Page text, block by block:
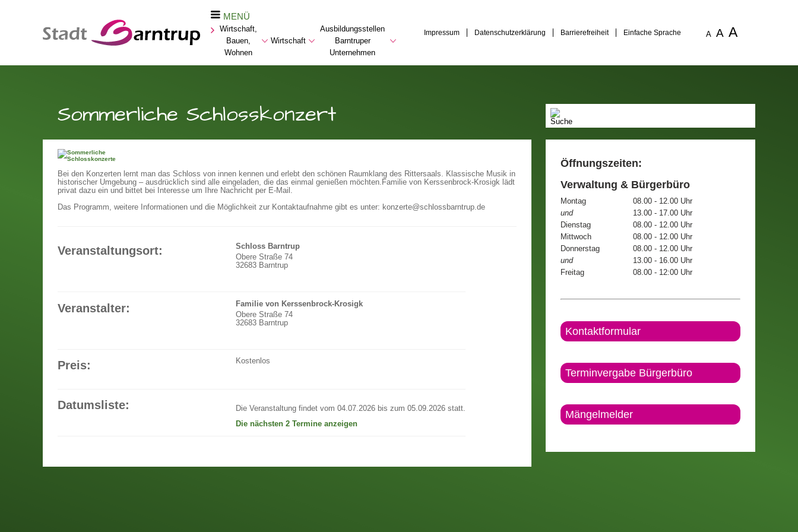
MENÜ
Wirtschaft,
Bauen,
Wohnen
Wirtschaft
Ausbildungsstellen
Barntruper
Unternehmen
Impressum Datenschutzerklärung Barrierefreiheit Einfache Sprache A A A
Sommerliche Schlosskonzert
Bei den Konzerten lernt man das Schloss von innen kennen und erlebt den schönen Raumklang des Rittersaals. Klassische Musik in
historischer Umgebung – ausdrücklich sind alle eingeladen, die das einmal genießen möchten. Familie von Kerssenbrock-Krosigk lädt
privat dazu ein und bittet bei Interesse um Ihre Nachricht per E-Mail.
Das Programm, weitere Informationen und die Möglichkeit zur Kontaktaufnahme gibt es unter: konzerte@schlossbarntrup.de
Veranstaltungsort:
Schloss Barntrup
Obere Straße 74
32683 Barntrup
Veranstalter:
Familie von Kerssenbrock-Krosigk
Obere Straße 74
32683 Barntrup
Preis: Kostenlos
Datumsliste:
Die Veranstaltung findet vom 04.07.2026 bis zum 05.09.2026 statt.
Die nächsten 2 Termine anzeigen
Öffnungszeiten:
Verwaltung & Bürgerbüro
Montag
08.00 - 12.00 Uhr
und
13.00 - 17.00 Uhr
Dienstag
08.00 - 12.00 Uhr
Mittwoch
08.00 - 12.00 Uhr
Donnerstag
08.00 - 12.00 Uhr
und
13.00 - 16.00 Uhr
Freitag
08.00 - 12:00 Uhr
Kontaktformular
Terminvergabe Bürgerbüro
Mängelmelder